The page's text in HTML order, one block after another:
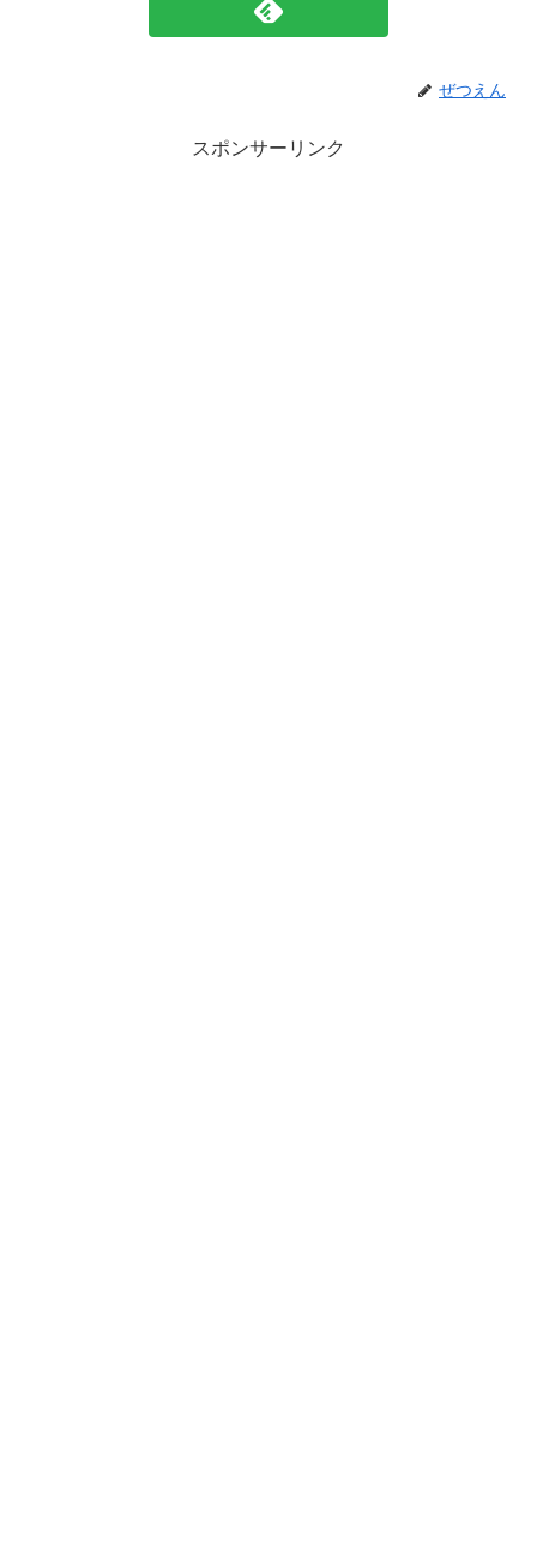
ぜつえん
スポンサーリンク